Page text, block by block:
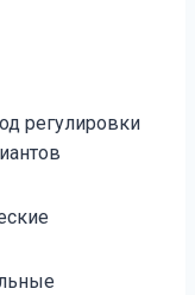
регулировки